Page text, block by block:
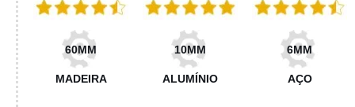
60MM
MADEIRA
10MM
ALUMÍNIO
6MM
AÇO